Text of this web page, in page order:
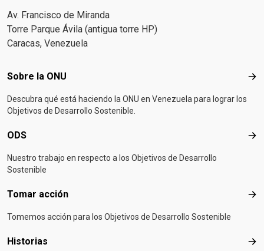
Av. Francisco de Miranda
Torre Parque Ávila (antigua torre HP)
Caracas, Venezuela
Footer menu
Sobre la ONU
Descubra qué está haciendo la ONU en Venezuela para lograr los
Objetivos de Desarrollo Sostenible.
ODS
Nuestro trabajo en respecto a los Objetivos de Desarrollo
Sostenible
Tomar acción
Tomemos acción para los Objetivos de Desarrollo Sostenible
Historias